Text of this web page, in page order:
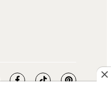
facebooktiktokpinterest